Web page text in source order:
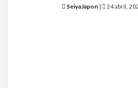
SeiyaJapon| 24 abril,